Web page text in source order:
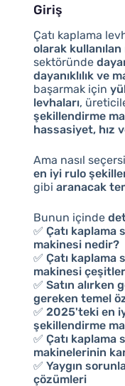
Giriş
Çatı kaplama
olarak
sektöründe
dayanıklılık ve
başarmak için
levhaları,
şekillendirme
hassasiyet, hız
Ama nasıl
en iyi rulo
gibi aranacak
Bunun içinde
✅ Çatı kaplama
makinesi nedir?
✅ Çatı kaplama
makinesi
✅ Satın alırken
gereken temel
✅ 2025'teki en
şekillendirme
✅ Çatı kaplama
makinelerinin
✅ Yaygın
çözümleri